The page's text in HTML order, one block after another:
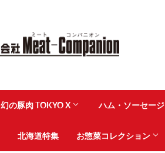
幻の豚肉 TOKYO X ハム・ソーセージ
北海道特集 お惣菜コレクション